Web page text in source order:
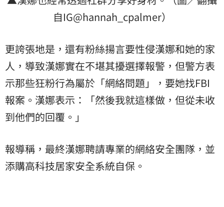
自IG@hannah_cpalmer）
更誇張地是，還有粉絲揚言要性侵漢娜和她的家
人，導致漢娜實在不堪其擾選擇報警，但警方表
示那些狂粉行為屬於「網絡問題」，要她找FBI
報案。漢娜表示：「然後我就這樣做，但從未收
到他們的回覆。」
報導稱，最終漢娜聘請專業的網絡安全團隊，並
添購高科技居家安全系統自保。